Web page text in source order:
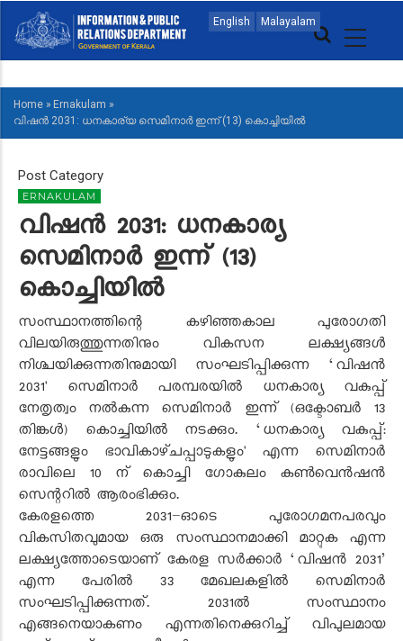
main
English Malayalam
MAIN
NAVIGATION
ENGLISH
BREADCRUMB
Home » Ernakulam »
വിഷൻ 2031: ധനകാര്യ സെമിനാർ ഇന്ന് (13) കൊച്ചിയിൽ
Post Category
ERNAKULAM
വിഷൻ 2031: ധനകാര്യ
സെമിനാർ ഇന്ന് (13)
കൊച്ചിയിൽ
സംസ്ഥാനത്തിന്റെ കഴിഞ്ഞകാല പുരോഗതി
വിലയിരുത്തുന്നതിനും വികസന ലക്ഷ്യങ്ങള്‍
നിശ്ചയിക്കുന്നതിനുമായി സംഘടിപ്പിക്കുന്ന ‘വിഷന്‍
2031' സെമിനാർ പരമ്പരയിൽ ധനകാര്യ വകുപ്പ്‌
നേതൃത്വം നൽകുന്ന സെമിനാർ ഇന്ന് (ഒക്ടോബർ 13
തിങ്കൾ) കൊച്ചിയിൽ നടക്കും. ‘ധനകാര്യ വകുപ്പ്‌:
നേട്ടങ്ങളും ഭാവികാഴ്‌ചപ്പാടുകളും' എന്ന സെമിനാർ
രാവിലെ 10 ന്‌ കൊച്ചി ഗോകുലം കൺവെൻഷൻ
സെന്ററിൽ ആരംഭിക്കും.
കേരളത്തെ 2031–ഓടെ പുരോഗമനപരവും
വികസിതവുമായ ഒരു സംസ്ഥാനമാക്കി മാറ്റുക എന്ന
ലക്ഷ്യത്തോടെയാണ്‌ കേരള സർക്കാർ ‘വിഷൻ 2031’
എന്ന പേരിൽ 33 മേഖലകളിൽ സെമിനാർ
സംഘടിപ്പിക്കുന്നത്‌. 2031ൽ സംസ്ഥാനം
എങ്ങനെയാകണം എന്നതിനെക്കുറിച്ച് വിപുലമായ